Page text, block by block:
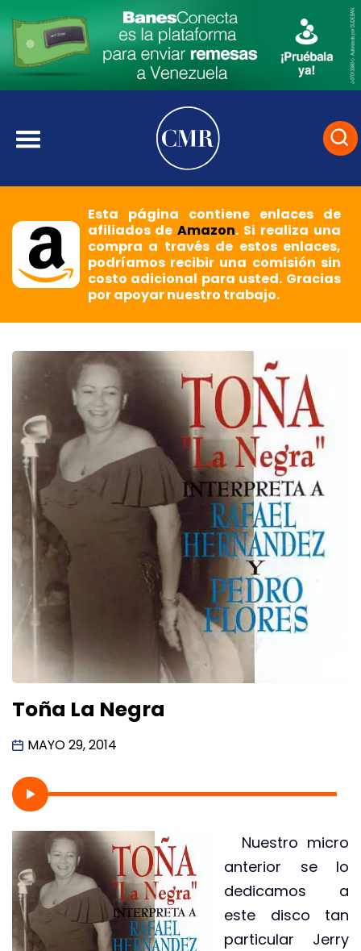
Esta página contiene enlaces de
afiliados deAmazon. Si realiza una
compra a través de estos enlaces,
podríamos recibir una comisión sin
costo adicional para usted. Gracias
por apoyar nuestro trabajo.
Toña La Negra
MAYO 29, 2014
Nuestro micro
anterior se lo
dedicamos a
este disco tan
particular Jerry